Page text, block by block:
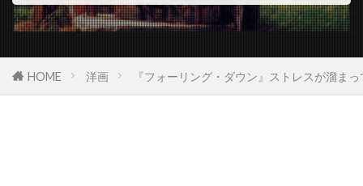
ジョン・オーティス
ジョン・カッシーニ
ジョン・キャメロン・ミッチェル
ジョン・キャロル・リンチ
HOME 洋画 『フォーリング・ダウン』ストレスが溜ま